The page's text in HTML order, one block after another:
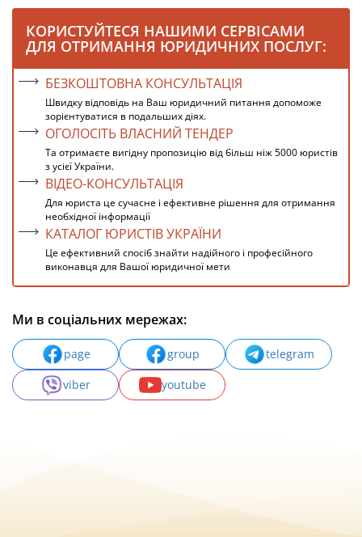
КОРИСТУЙТЕСЯ НАШИМИ СЕРВІСАМИ
ДЛЯ ОТРИМАННЯ ЮРИДИЧНИХ ПОСЛУГ:
БЕЗКОШТОВНА КОНСУЛЬТАЦІЯ
Швидку відповідь на Ваш юридичний питання допоможе
зорієнтуватися в подальших діях.
ОГОЛОСІТЬ ВЛАСНИЙ ТЕНДЕР
Та отримаєте вигідну пропозицію від більш ніж 5000 юристів
з усієї України.
ВІДЕО-КОНСУЛЬТАЦІЯ
Для юриста це сучасне і ефективне рішення для отримання
необхідної інформації
КАТАЛОГ ЮРИСТІВ УКРАЇНИ
Це ефективний спосіб знайти надійного і професійного
виконавця для Вашої юридичної мети
Ми в соціальних мережах:
page group
telegram
viber
youtube